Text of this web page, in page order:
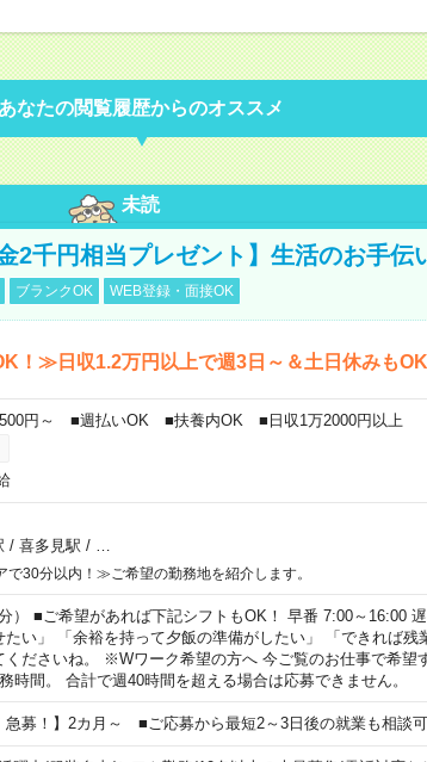
あなたの閲覧履歴からのオススメ
未読
2千円相当プレゼント】生活のお手伝
ブランクOK WEB登録・面接OK
！≫日収1.2万円以上で週3日～＆土日休みもOK
円～ ■週払いOK ■扶養内OK ■日収1万2000円以上
/ 喜多見駅 /
30分以内！≫ご希望の勤務地を紹介します。
） ■ご希望があれば下記シフトもOK！ 早番 7:00～16:00
たい」 「余裕を持って夕飯の準備がしたい」 「できれば残
くださいね。 ※Wワーク希望の方へ 今ご覧のお仕事で希望
時間。 合計で週40時間を超える場合は応募できません。
急募！】2カ月～ ■ご応募から最短2～3日後の就業も相談可